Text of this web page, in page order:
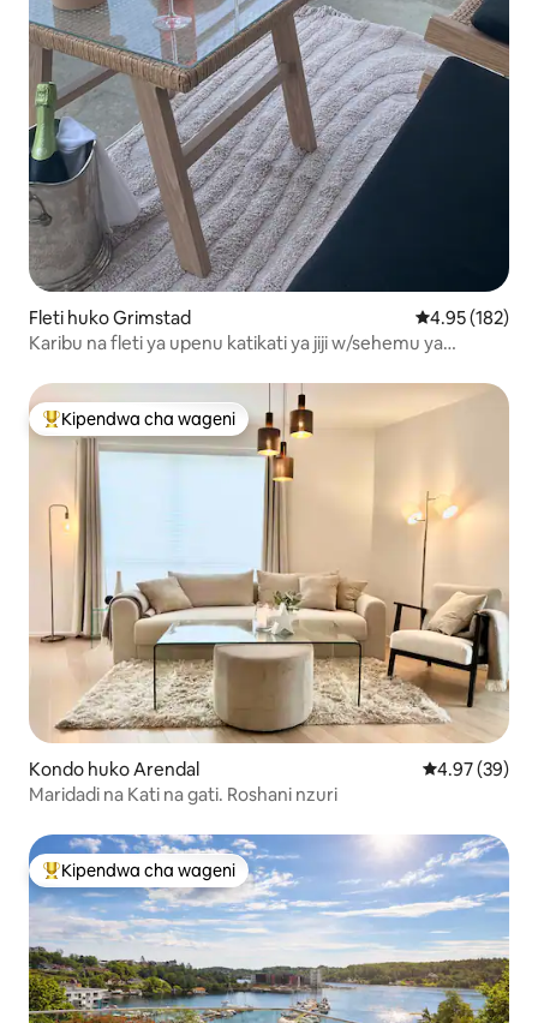
Fleti huko Grimstad Ukadiriaji wa
4.95 (182)
Karibu na fleti ya upenu katikati ya jiji w/sehemu ya
Kipendwa maarufu cha wageni
Kipendwa cha wageni
Kondo huko Arendal Ukadiriaji wa
4.97 (39)
Maridadi na Kati na gati. Roshani nzuri
Kipendwa maarufu cha wageni
Kipendwa cha wageni